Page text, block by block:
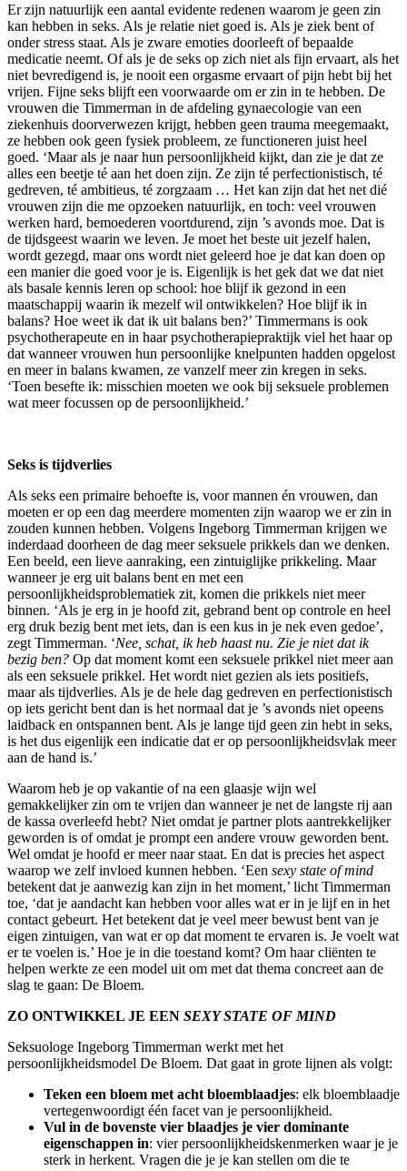
Er zijn natuurlijk een aantal evidente redenen waarom je geen zin
kan hebben in seks. Als je relatie niet goed is. Als je ziek bent of
onder stress staat. Als je zware emoties doorleeft of bepaalde
medicatie neemt. Of als je de seks op zich niet als fijn ervaart, als het
niet bevredigend is, je nooit een orgasme ervaart of pijn hebt bij het
vrijen. Fijne seks blijft een voorwaarde om er zin in te hebben. De
vrouwen die Timmerman in de afdeling gynaecologie van een
ziekenhuis doorverwezen krijgt, hebben geen trauma meegemaakt,
ze hebben ook geen fysiek probleem, ze functioneren juist heel
goed. ‘Maar als je naar hun persoonlijkheid kijkt, dan zie je dat ze
alles een beetje té aan het doen zijn. Ze zijn té perfectionistisch, té
gedreven, té ambitieus, té zorgzaam … Het kan zijn dat het net dié
vrouwen zijn die me opzoeken natuurlijk, en toch: veel vrouwen
werken hard, bemoederen voortdurend, zijn ’s avonds moe. Dat is
de tijdsgeest waarin we leven. Je moet het beste uit jezelf halen,
wordt gezegd, maar ons wordt niet geleerd hoe je dat kan doen op
een manier die goed voor je is. Eigenlijk is het gek dat we dat niet
als basale kennis leren op school: hoe blijf ik gezond in een
maatschappij waarin ik mezelf wil ontwikkelen? Hoe blijf ik in
balans? Hoe weet ik dat ik uit balans ben?’ Timmermans is ook
psychotherapeute en in haar psychotherapiepraktijk viel het haar op
dat wanneer vrouwen hun persoonlijke knelpunten hadden opgelost
en meer in balans kwamen, ze vanzelf meer zin kregen in seks.
‘Toen besefte ik: misschien moeten we ook bij seksuele problemen
wat meer focussen op de persoonlijkheid.’
Seks is tijdverlies
Als seks een primaire behoefte is, voor mannen én vrouwen, dan
moeten er op een dag meerdere momenten zijn waarop we er zin in
zouden kunnen hebben. Volgens Ingeborg Timmerman krijgen we
inderdaad doorheen de dag meer seksuele prikkels dan we denken.
Een beeld, een lieve aanraking, een zintuiglijke prikkeling. Maar
wanneer je erg uit balans bent en met een
persoonlijkheidsproblematiek zit, komen die prikkels niet meer
binnen. ‘Als je erg in je hoofd zit, gebrand bent op controle en heel
erg druk bezig bent met iets, dan is een kus in je nek even gedoe’,
zegt Timmerman. ‘Nee, schat, ik heb haast nu. Zie je niet dat ik
bezig ben? Op dat moment komt een seksuele prikkel niet meer aan
als een seksuele prikkel. Het wordt niet gezien als iets positiefs,
maar als tijdverlies. Als je de hele dag gedreven en perfectionistisch
op iets gericht bent dan is het normaal dat je ’s avonds niet opeens
laidback en ontspannen bent. Als je lange tijd geen zin hebt in seks,
is het dus eigenlijk een indicatie dat er op persoonlijkheidsvlak meer
aan de hand is.’
Waarom heb je op vakantie of na een glaasje wijn wel
gemakkelijker zin om te vrijen dan wanneer je net de langste rij aan
de kassa overleefd hebt? Niet omdat je partner plots aantrekkelijker
geworden is of omdat je prompt een andere vrouw geworden bent.
Wel omdat je hoofd er meer naar staat. En dat is precies het aspect
waarop we zelf invloed kunnen hebben. ‘Een sexy state of mind
betekent dat je aanwezig kan zijn in het moment,’ licht Timmerman
toe, ‘dat je aandacht kan hebben voor alles wat er in je lijf en in het
contact gebeurt. Het betekent dat je veel meer bewust bent van je
eigen zintuigen, van wat er op dat moment te ervaren is. Je voelt wat
er te voelen is.’ Hoe je in die toestand komt? Om haar cliënten te
helpen werkte ze een model uit om met dat thema concreet aan de
slag te gaan: De Bloem.
ZO ONTWIKKEL JE EEN SEXY STATE OF MIND
Seksuologe Ingeborg Timmerman werkt met het
persoonlijkheidsmodel De Bloem. Dat gaat in grote lijnen als volgt:
Teken een bloem met acht bloemblaadjes: elk bloemblaadje
vertegenwoordigt één facet van je persoonlijkheid.
Vul in de bovenste vier blaadjes je vier dominante
eigenschappen in: vier persoonlijkheidskenmerken waar je je
sterk in herkent. Vragen die je je kan stellen om die te